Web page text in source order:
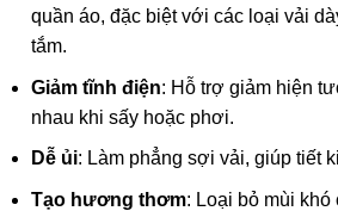
quần áo, đặc biệt với các loại vải
tắm.
Giảm tĩnh điện: Hỗ trợ giảm hiện
nhau khi sấy hoặc phơi.
Dễ ủi: Làm phẳng sợi vải, giúp tiết
Tạo hương thơm: Loại bỏ mùi khó